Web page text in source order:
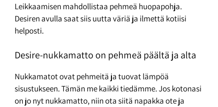
Leikkaamisen mahdollistaa pehmeä huopapohja.
Desiren avulla saat siis uutta väriä ja ilmettä kotiisi
helposti.
Desire-nukkamatto on pehmeä päältä ja alta
Nukkamatot ovat pehmeitä ja tuovat lämpöä
sisustukseen. Tämän me kaikki tiedämme. Jos kotonasi
on jo nyt nukkamatto, niin ota siitä napakka ote ja